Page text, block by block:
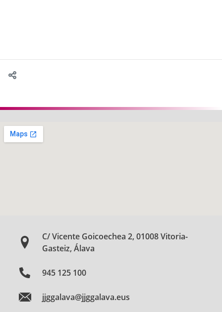
C/ Vicente Goicoechea 2, 01008 Vitoria-
Gasteiz, Álava
945 125 100
jjggalava@jjggalava.eus